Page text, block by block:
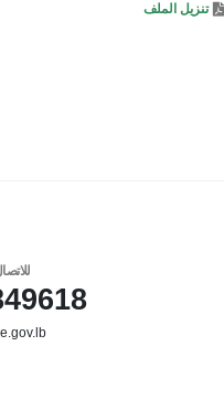
تنزيل الملف
1 (961)+